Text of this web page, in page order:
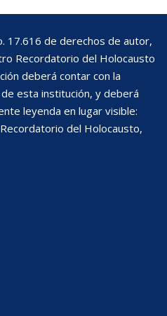
17.616 de derechos de autor,
Recordatorio del Holocausto
deberá contar con la
esta institución, y deberá
leyenda en lugar visible:
del Holocausto,